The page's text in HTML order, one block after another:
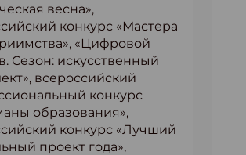
весна»,
конкурс «Мастера
«Цифровой
Сезон: искусственный
всероссийский
конкурс
образования»,
конкурс «Лучший
проект года»,